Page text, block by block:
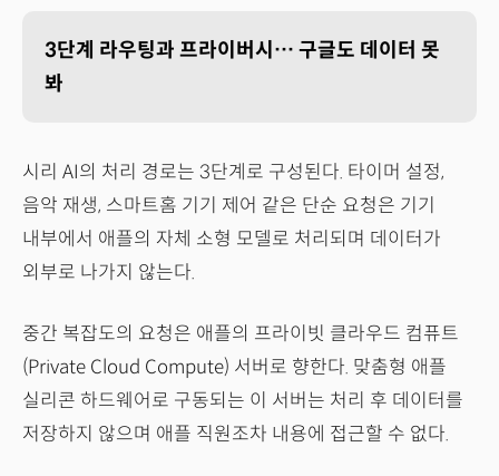
3단계 라우팅과 프라이버시… 구글도 데이터 못
봐
시리 AI의 처리 경로는 3단계로 구성된다. 타이머 설정,
음악 재생, 스마트홈 기기 제어 같은 단순 요청은 기기
내부에서 애플의 자체 소형 모델로 처리되며 데이터가
외부로 나가지 않는다.
중간 복잡도의 요청은 애플의 프라이빗 클라우드 컴퓨트
(Private Cloud Compute) 서버로 향한다. 맞춤형 애플
실리콘 하드웨어로 구동되는 이 서버는 처리 후 데이터를
저장하지 않으며 애플 직원조차 내용에 접근할 수 없다.